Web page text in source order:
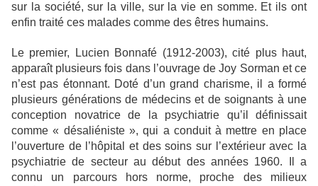
sur la société, sur la ville, sur la vie en somme. Et ils ont
enfin traité ces malades comme des êtres humains.
Le premier, Lucien Bonnafé (1912-2003), cité plus haut,
apparaît plusieurs fois dans l’ouvrage de Joy Sorman et ce
n’est pas étonnant. Doté d’un grand charisme, il a formé
plusieurs générations de médecins et de soignants à une
conception novatrice de la psychiatrie qu’il définissait
comme « désaliéniste », qui a conduit à mettre en place
l’ouverture de l’hôpital et des soins sur l’extérieur avec la
psychiatrie de secteur au début des années 1960. Il a
connu un parcours hors norme, proche des milieux